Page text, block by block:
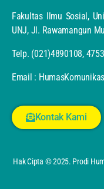
Fakultas Ilmu Sosial,
UNJ, Jl. Rawamangun
Telp. (021)4890108,
Email :
Kontak Kami
Hak Cipta © 2025. Prodi